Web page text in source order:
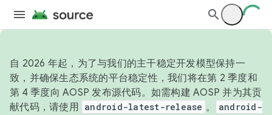
自 2026 年起，为了与我们的主干稳定开发模型保持一
致，并确保生态系统的平台稳定性，我们将在第 2 季度和
第 4 季度向 AOSP 发布源代码。如需构建 AOSP 并为其贡
献代码，请使用 android-latest-release 。
android-